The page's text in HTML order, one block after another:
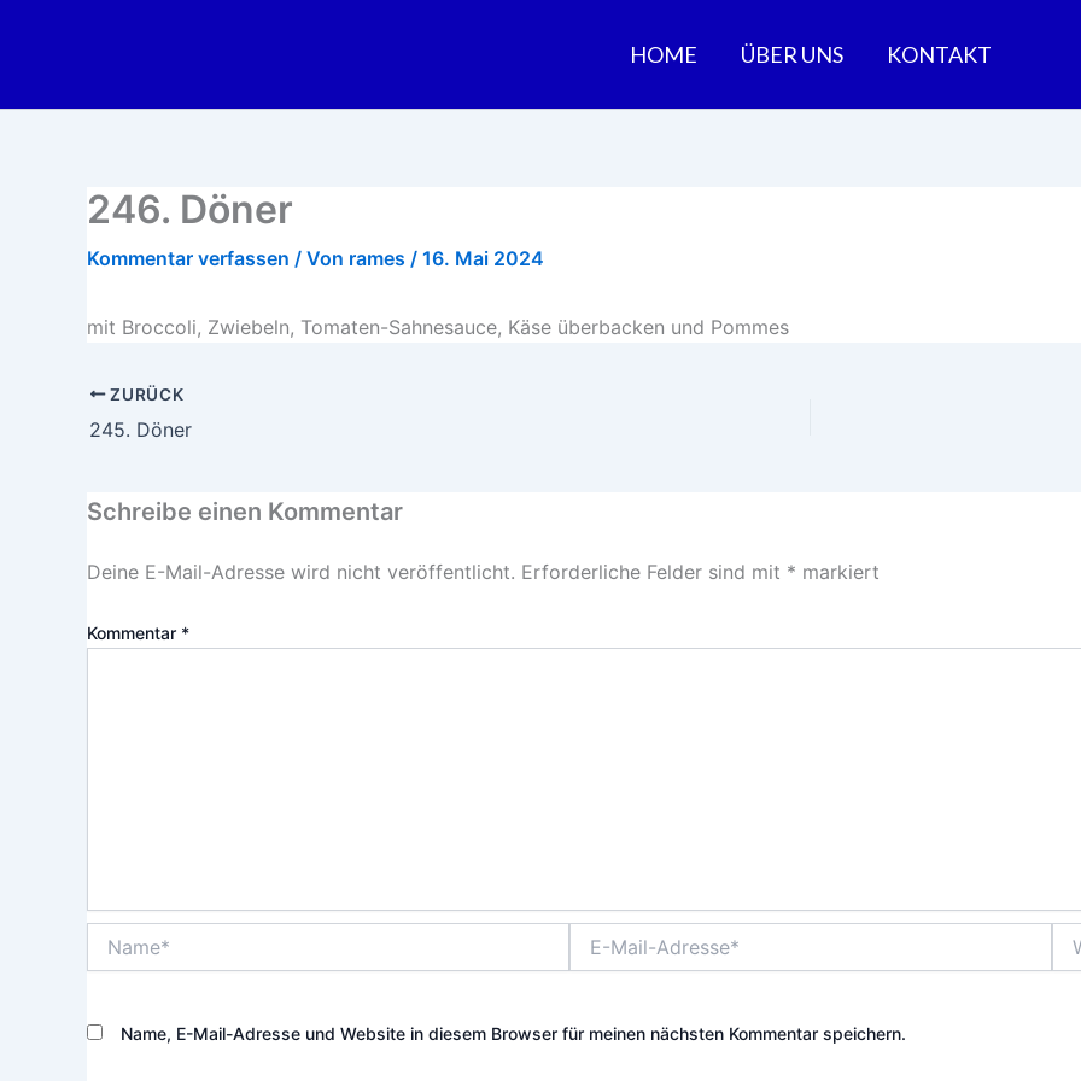
HOME ÜBER UNS KONTAKT
246. Döner
Kommentar verfassen / Von rames / 16. Mai 2024
mit Broccoli, Zwiebeln, Tomaten-Sahnesauce, Käse überbacken und Pommes
ZURÜCK
245. Döner
Schreibe einen Kommentar
Deine E-Mail-Adresse wird nicht veröffentlicht. Erforderliche Felder sind mit * markiert
Kommentar *
Mail-
Name, E-Mail-Adresse und Website in diesem Browser für meinen nächsten Kommentar speichern.